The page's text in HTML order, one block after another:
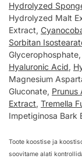
Hydrolyzed
Hydrolyzed Malt
Extract,
Sorbitan
Glycerophosphate,
Hyaluronic Acid,
Magnesium
Gluconate, Prunus
Extract, Tremella
Impetiginosa Bark
Toote koostise ja
soovitame alati